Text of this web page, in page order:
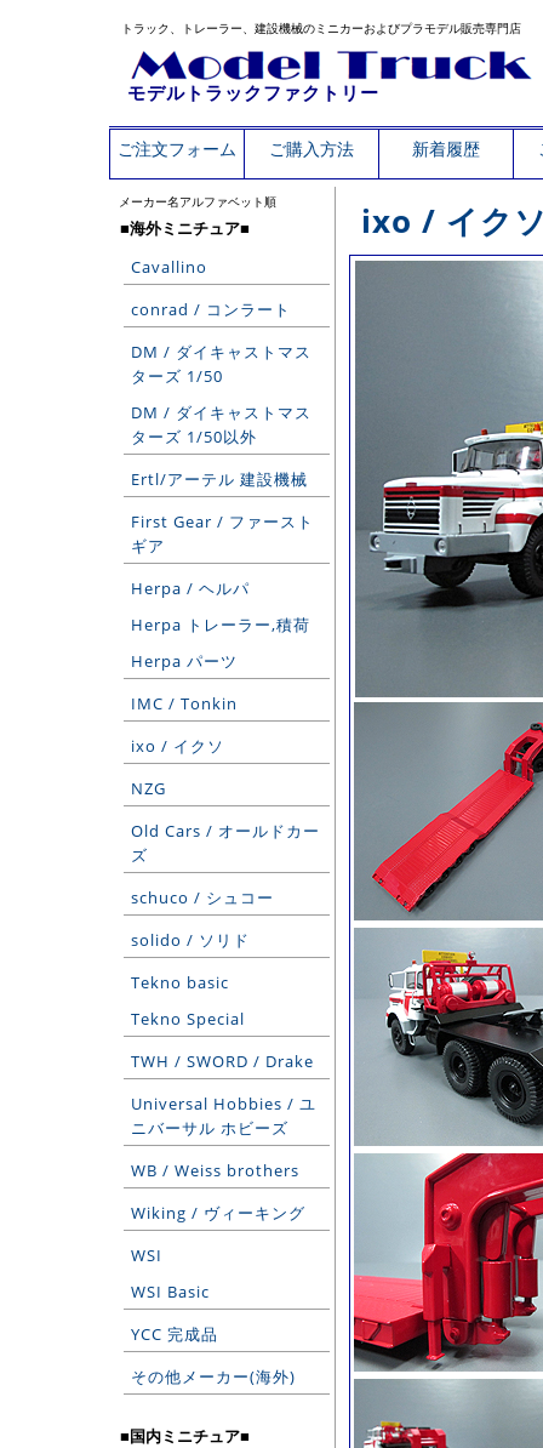
トラック、トレーラー、建設機械のミニカーおよびプラモデル販売専門店
モデルトラックファクトリー
ご注文フォーム ご購入方法 新着履歴
メーカー名アルファベット順
■海外ミニチュア■
Cavallino
conrad / コンラート
DM / ダイキャストマス
ターズ 1/50
DM / ダイキャストマス
ターズ 1/50以外
Ertl/アーテル 建設機械
First Gear / ファースト
ギア
Herpa / ヘルパ
Herpa トレーラー,積荷
Herpa パーツ
IMC / Tonkin
ixo / イクソ
NZG
Old Cars / オールドカー
ズ
schuco / シュコー
solido / ソリド
Tekno basic
Tekno Special
TWH / SWORD / Drake
Universal Hobbies / ユ
ニバーサル ホビーズ
WB / Weiss brothers
Wiking / ヴィーキング
WSI
WSI Basic
YCC 完成品
その他メーカー(海外)
■国内ミニチュア■
ixo / イク